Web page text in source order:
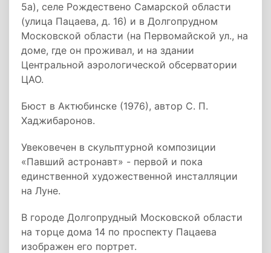
5а), селе Рождествено Самарской области
(улица Пацаева, д. 16) и в Долгопрудном
Московской области (на Первомайской ул., на
доме, где он проживал, и на здании
Центральной аэрологической обсерватории
ЦАО.
Бюст в Актюбинске (1976), автор С. П.
Хаджибаронов.
Увековечен в скульптурной композиции
«Павший астронавт» - первой и пока
единственной художественной инсталляции
на Луне.
В городе Долгопрудный Московской области
на торце дома 14 по проспекту Пацаева
изображен его портрет.